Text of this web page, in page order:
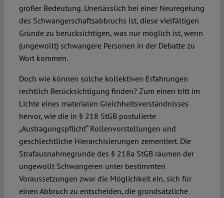
großer Bedeutung. Unerlässlich bei einer Neuregelung
des Schwangerschaftsabbruchs ist, diese vielfältigen
Gründe zu berücksichtigen, was nur möglich ist, wenn
(ungewollt) schwangere Personen in der Debatte zu
Wort kommen.
Doch wie können solche kollektiven Erfahrungen
rechtlich Berücksichtigung finden? Zum einen tritt im
Lichte eines materialen Gleichheitsverständnisses
hervor, wie die in § 218 StGB postulierte
„Austragungspflicht“ Rollenvorstellungen und
geschlechtliche Hierarchisierungen zementiert. Die
Strafausnahmegründe des § 218a StGB räumen der
ungewollt Schwangeren unter bestimmten
Voraussetzungen zwar die Möglichkeit ein, sich für
einen Abbruch zu entscheiden, die grundsätzliche